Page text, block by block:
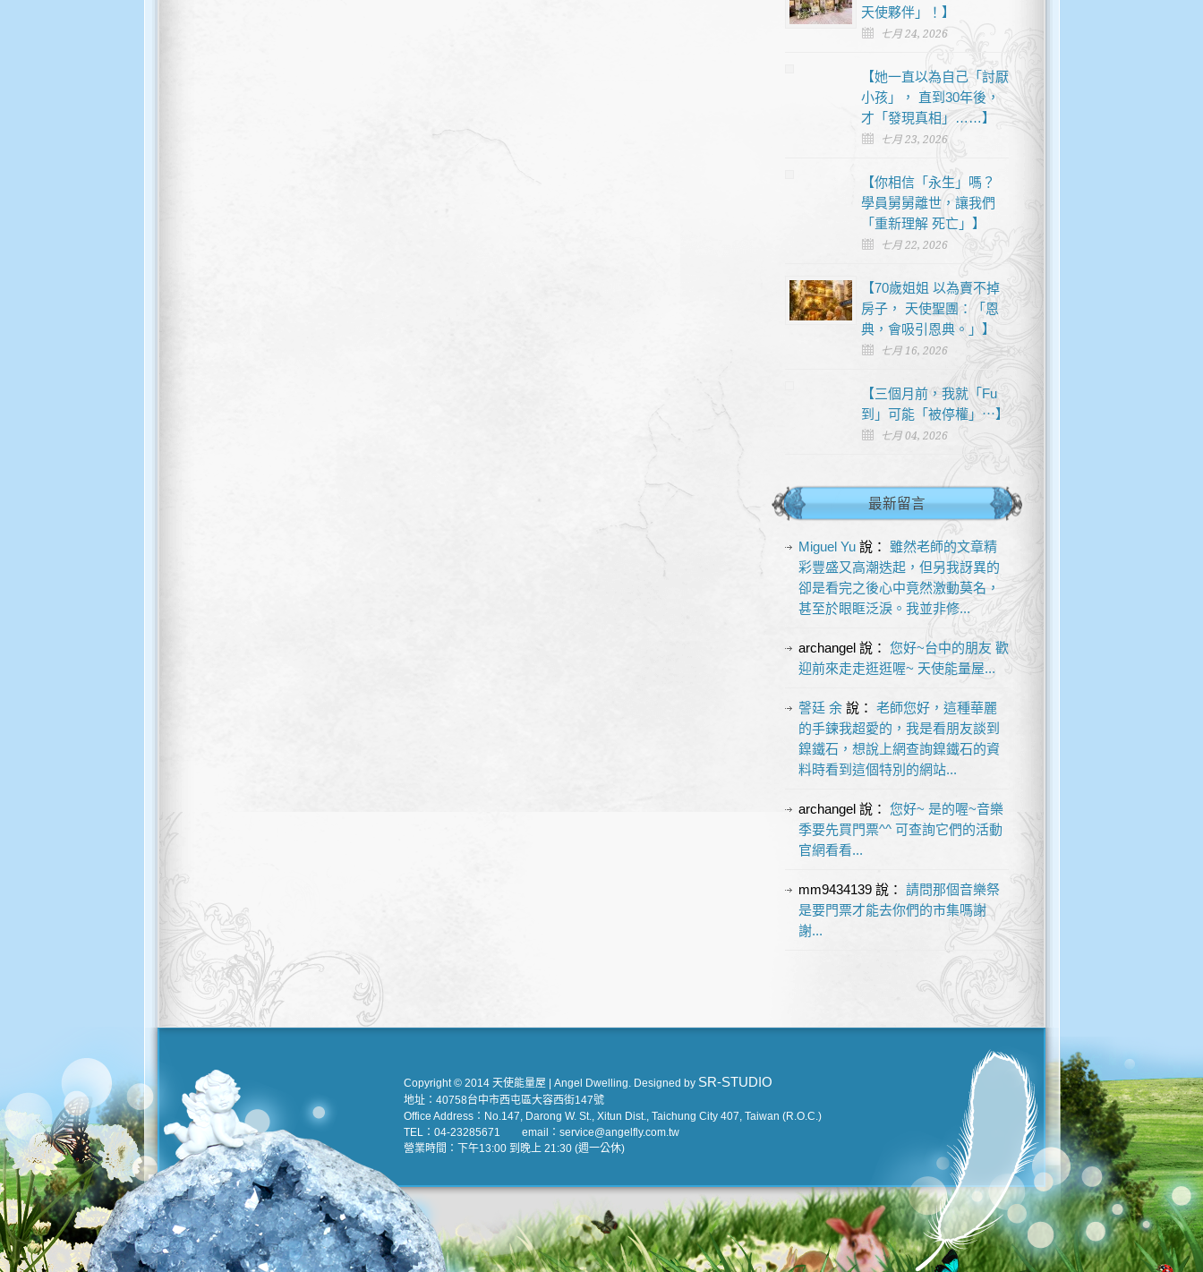
天使夥伴」！】
七月 24, 2026
【她一直以為自己「討厭
小孩」， 直到30年後，
才「發現真相」……】
七月 23, 2026
【你相信「永生」嗎？
學員舅舅離世，讓我們
「重新理解 死亡」】
七月 22, 2026
【70歲姐姐 以為賣不掉
房子， 天使聖團：「恩
典，會吸引恩典。」】
七月 16, 2026
【三個月前，我就「Fu
到」可能「被停權」⋯】
七月 04, 2026
最新留言
Miguel Yu說： 雖然老師的文章精
彩豐盛又高潮迭起，但另我訝異的
卻是看完之後心中竟然激動莫名，
甚至於眼眶泛淚。我並非修...
archangel說： 您好~台中的朋友 歡
迎前來走走逛逛喔~ 天使能量屋...
謦廷 余說： 老師您好，這種華麗
的手鍊我超愛的，我是看朋友談到
鎳鐵石，想說上網查詢鎳鐵石的資
料時看到這個特別的網站...
archangel說： 您好~ 是的喔~音樂
季要先買門票^^ 可查詢它們的活動
官網看看...
mm9434139說： 請問那個音樂祭
是要門票才能去你們的市集嗎謝
謝...
Copyright © 2014 天使能量屋 | Angel Dwelling. Designed by SR-STUDIO
地址：40758台中市西屯區大容西街147號
Office Address：No.147, Darong W. St., Xitun Dist., Taichung City 407, Taiwan (R.O.C.)
TEL：04-23285671 email：service@angelfly.com.tw
營業時間：下午13:00 到晚上 21:30 (週一公休)